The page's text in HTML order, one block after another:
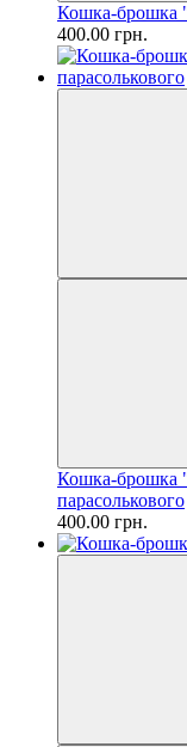
Кошка-брошка
400.00 грн.
Кошка-брошка
парасолькового
400.00 грн.